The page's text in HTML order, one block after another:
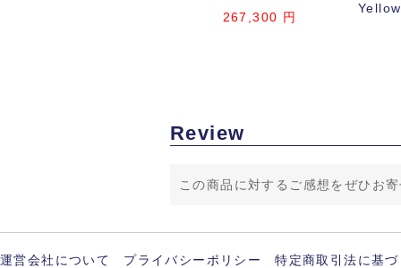
267,300 円
Yellow
Review
この商品に対するご感想をぜひお
運営会社について プライバシーポリシー 特定商取引法に基